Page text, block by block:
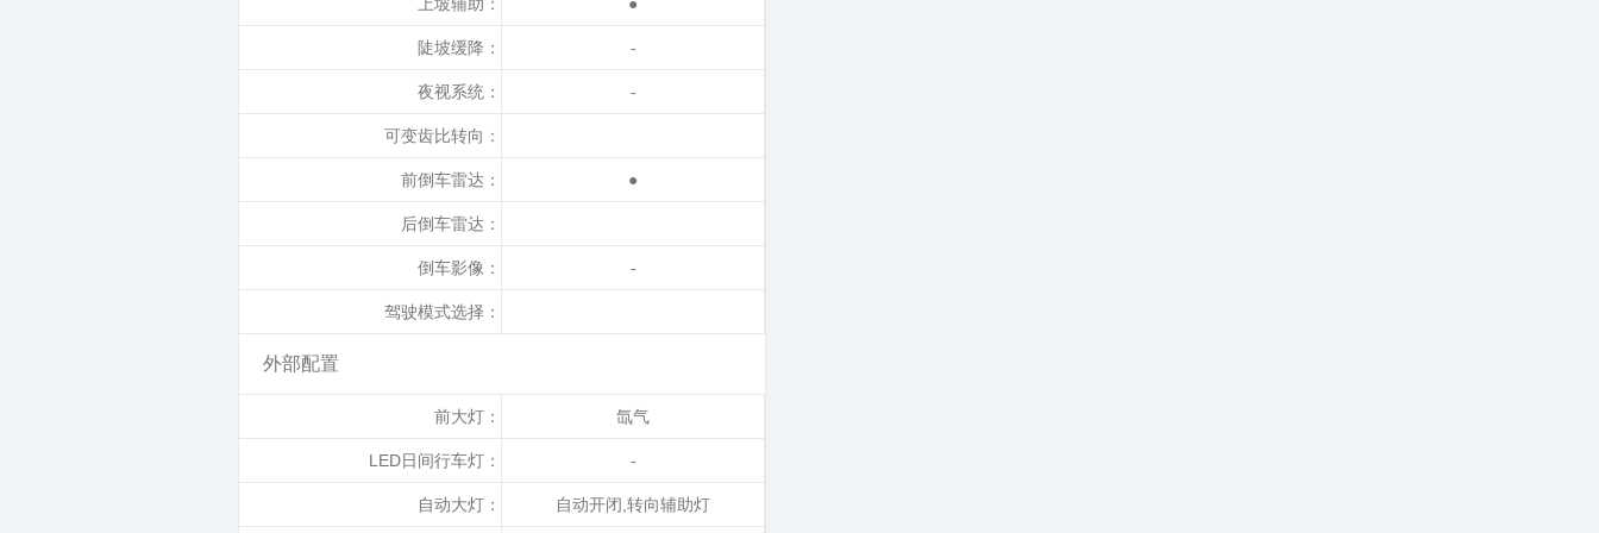
陡坡缓降： -
夜视系统： -
可变齿比转向：
前倒车雷达： ●
后倒车雷达：
倒车影像： -
驾驶模式选择：
外部配置
前大灯： 氙气
LED日间行车灯： -
自动大灯： 自动开闭,转向辅助灯